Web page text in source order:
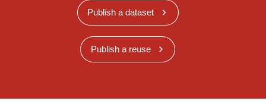
Publish a dataset
Publish a reuse